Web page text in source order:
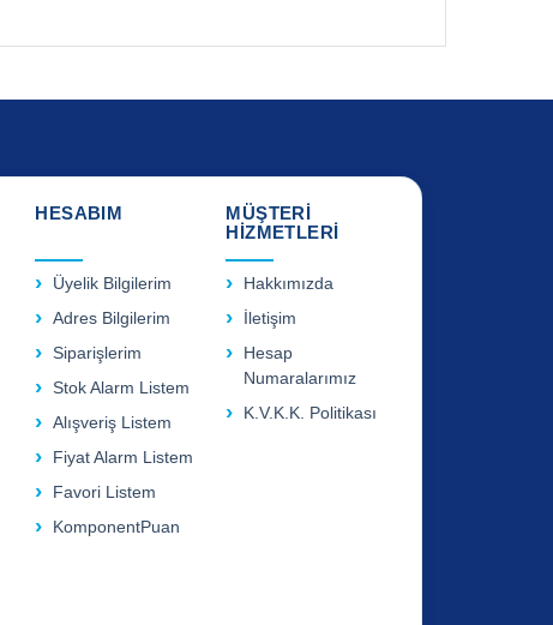
HESABIM
Üyelik Bilgilerim
Adres Bilgilerim
Siparişlerim
Stok Alarm Listem
Alışveriş Listem
Fiyat Alarm Listem
Favori Listem
KomponentPuan
MÜŞTERİ
HİZMETLERİ
Hakkımızda
İletişim
Hesap
Numaralarımız
K.V.K.K. Politikası